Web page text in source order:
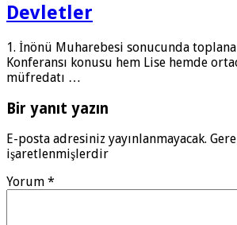
Devletler
1. İnönü Muharebesi sonucunda
Konferansı konusu hem Lise hemde
müfredatı …
Bir yanıt yazın
E-posta adresiniz yayınlanmayacak.
işaretlenmişlerdir
Yorum *